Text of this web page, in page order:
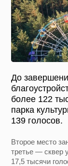
До
более 122
парка
139 голосов.
Второе место
третье — сквер
17,5 тысячи